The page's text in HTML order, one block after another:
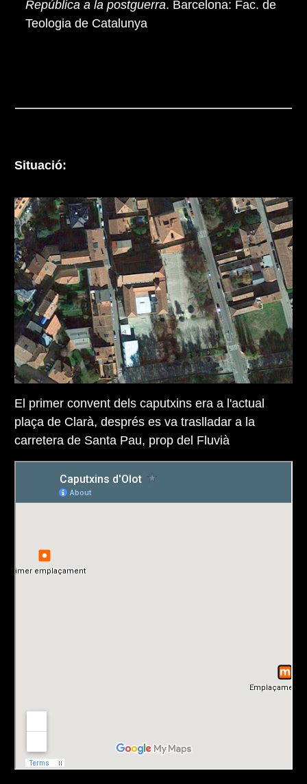
República a la postguerra. Barcelona: Fac. de
Teologia de Catalunya
Situació:
El primer convent dels caputxins era a l'actual
plaça de Clarà, després es va traslladar a la
carretera de Santa Pau, prop del Fluvià